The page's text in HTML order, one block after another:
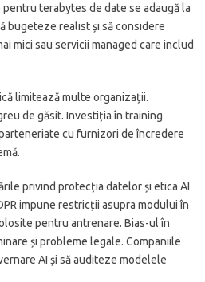
terabytes de date se adaugă la
bugeteze realist și să considere
mici sau servicii managed care includ
limitează multe organizații.
de găsit. Investiția în training
cu furnizori de încredere
privind protecția datelor și etica AI
impune restricții asupra modului în
pentru antrenare. Bias-ul în
și probleme legale. Companiile
AI și să auditeze modelele